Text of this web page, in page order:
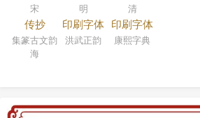
宋
传抄
集篆古文韵
海
明
印刷字体
洪武正韵
清
印刷字体
康熙字典